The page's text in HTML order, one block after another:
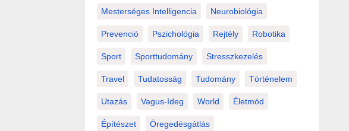
Mesterséges Intelligencia Neurobiológia
Prevenció Pszichológia Rejtély Robotika
Sport Sporttudomány Stresszkezelés
Travel Tudatosság Tudomány Történelem
Utazás Vagus-Ideg World Életmód
Építészet Öregedésgátlás